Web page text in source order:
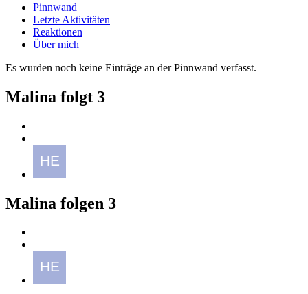
Pinnwand
Letzte Aktivitäten
Reaktionen
Über mich
Es wurden noch keine Einträge an der Pinnwand verfasst.
Malina folgt 3
Malina folgen 3